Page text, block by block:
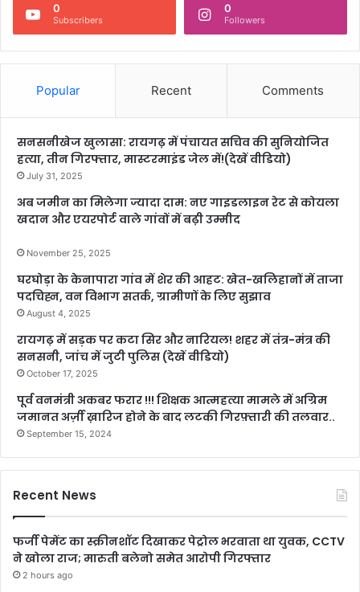
0
Subscribers
0
Followers
Popular Recent Comments
सनसनीखेज खुलासा: रायगढ़ में पंचायत सचिव की सुनियोजित
हत्या, तीन गिरफ्तार, मास्टरमाइंड जेल में!(देखें वीडियो)
July 31, 2025
अब जमीन का मिलेगा ज्यादा दाम: नए गाइडलाइन रेट से कोयला
खदान और एयरपोर्ट वाले गांवों में बढ़ी उम्मीद
November 25, 2025
घरघोड़ा के केनापारा गांव में शेर की आहट: खेत-खलिहानों में ताजा
पदचिह्न, वन विभाग सतर्क, ग्रामीणों के लिए सुझाव
August 4, 2025
रायगढ़ में सड़क पर कटा सिर और नारियल! शहर में तंत्र-मंत्र की
सनसनी, जांच में जुटी पुलिस (देखें वीडियो)
October 17, 2025
पूर्व वनमंत्री अकबर फरार !!! शिक्षक आत्महत्या मामले में अग्रिम
जमानत अर्ज़ी ख़ारिज होने के बाद लटकी गिरफ़्तारी की तलवार..
September 15, 2024
Recent News
फर्जी पेमेंट का स्क्रीनशॉट दिखाकर पेट्रोल भरवाता था युवक, CCTV
ने खोला राज; मारुती बलेनो समेत आरोपी गिरफ्तार
2 hours ago